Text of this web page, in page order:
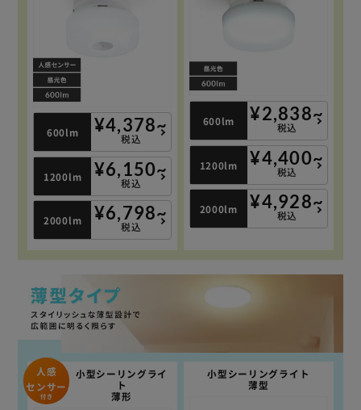
600lm ¥4,378~
税込
1200lm ¥6,150~
税込
2000lm ¥6,798~
税込
600lm ¥2,838~
税込
1200lm ¥4,400~
税込
2000lm ¥4,928~
税込
人感
センサー
付き
小型シーリングライ
ト
薄形
小型シーリングライト
薄型